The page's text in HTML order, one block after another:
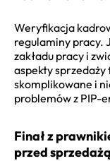
Weryfikacja
regulaminy pracy.
zakładu pracy i
aspekty
skomplikowane i
problemów z PIP-
Finał z
przed